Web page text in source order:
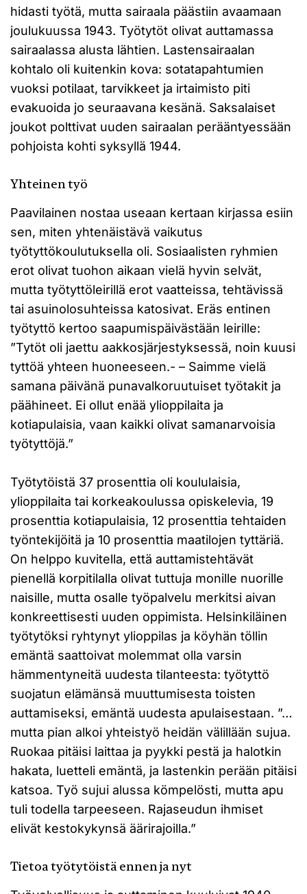
hidasti työtä, mutta sairaala päästiin avaamaan
joulukuussa 1943. Työtytöt olivat auttamassa
sairaalassa alusta lähtien. Lastensairaalan
kohtalo oli kuitenkin kova: sotatapahtumien
vuoksi potilaat, tarvikkeet ja irtaimisto piti
evakuoida jo seuraavana kesänä. Saksalaiset
joukot polttivat uuden sairaalan perääntyessään
pohjoista kohti syksyllä 1944.
Yhteinen työ
Paavilainen nostaa useaan kertaan kirjassa esiin
sen, miten yhtenäistävä vaikutus
työtyttökoulutuksella oli. Sosiaalisten ryhmien
erot olivat tuohon aikaan vielä hyvin selvät,
mutta työtyttöleirillä erot vaatteissa, tehtävissä
tai asuinolosuhteissa katosivat. Eräs entinen
työtyttö kertoo saapumispäivästään leirille:
”Tytöt oli jaettu aakkosjärjestyksessä, noin kuusi
tyttöä yhteen huoneeseen.- – Saimme vielä
samana päivänä punavalkoruutuiset työtakit ja
päähineet. Ei ollut enää ylioppilaita ja
kotiapulaisia, vaan kaikki olivat samanarvoisia
työtyttöjä.”
Työtytöistä 37 prosenttia oli koululaisia,
ylioppilaita tai korkeakoulussa opiskelevia, 19
prosenttia kotiapulaisia, 12 prosenttia tehtaiden
työntekijöitä ja 10 prosenttia maatilojen tyttäriä.
On helppo kuvitella, että auttamistehtävät
pienellä korpitilalla olivat tuttuja monille nuorille
naisille, mutta osalle työpalvelu merkitsi aivan
konkreettisesti uuden oppimista. Helsinkiläinen
työtytöksi ryhtynyt ylioppilas ja köyhän töllin
emäntä saattoivat molemmat olla varsin
hämmentyneitä uudesta tilanteesta: työtyttö
suojatun elämänsä muuttumisesta toisten
auttamiseksi, emäntä uudesta apulaisestaan. ”…
mutta pian alkoi yhteistyö heidän välillään sujua.
Ruokaa pitäisi laittaa ja pyykki pestä ja halotkin
hakata, luetteli emäntä, ja lastenkin perään pitäisi
katsoa. Työ sujui alussa kömpelösti, mutta apu
tuli todella tarpeeseen. Rajaseudun ihmiset
elivät kestokykynsä äärirajoilla.”
Tietoa työtytöistä ennen ja nyt